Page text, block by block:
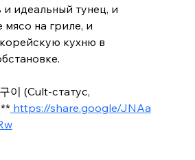
и идеальный тунец, и
на гриле, и
кухню в
이 (Cult-статус,
https://share.google/JNAa